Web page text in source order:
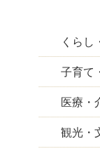
くらし
子育て
医療・
観光・